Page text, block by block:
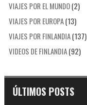
VIAJES POR EL MUNDO(2)
VIAJES POR EUROPA(13)
VIAJES POR FINLANDIA(137)
VIDEOS DE FINLANDIA(92)
ÚLTIMOS POSTS